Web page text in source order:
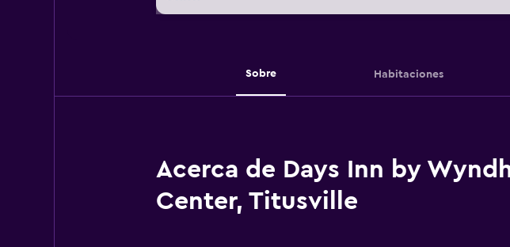
Sobre Habitaciones
Acerca de Days Inn by
Center, Titusville